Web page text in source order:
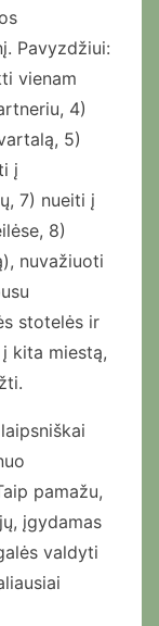
Pavyzdžiui:
vienam
4)
5)
į
7) nueiti į
8)
nuvažiuoti
stotelės ir
kita miestą,
pamažu,
įgydamas
valdyti